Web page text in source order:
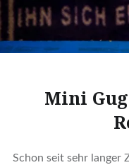
Mini
Schon seit sehr langer